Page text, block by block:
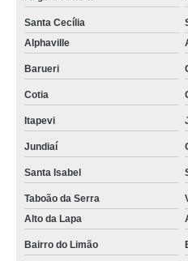
venda de calandra tubo Jandira
indústria de calandra para tubo Mooca
calandra hidráulica para tubo sob
indústria de calandra tubo quadrado
calandra para tubo sob medida
venda de calandra manual para tubos
calandra de tubo retangular Guarulhos
calandra de tubo Panamby
calandra tubo de ferro Chácara Santo
Santa Cecília
Alphaville
Barueri
Cotia
Itapevi
Jundiaí
Santa Isabel
Taboão da Serra
Alto da Lapa
Bairro do Limão